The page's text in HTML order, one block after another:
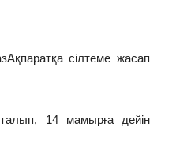
сілтеме жасап
14 мамырға дейін